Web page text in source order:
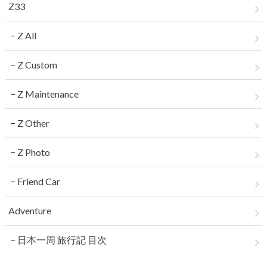
Z33
Z All
Z Custom
Z Maintenance
Z Other
Z Photo
Friend Car
Adventure
日本一周 旅行記 目次